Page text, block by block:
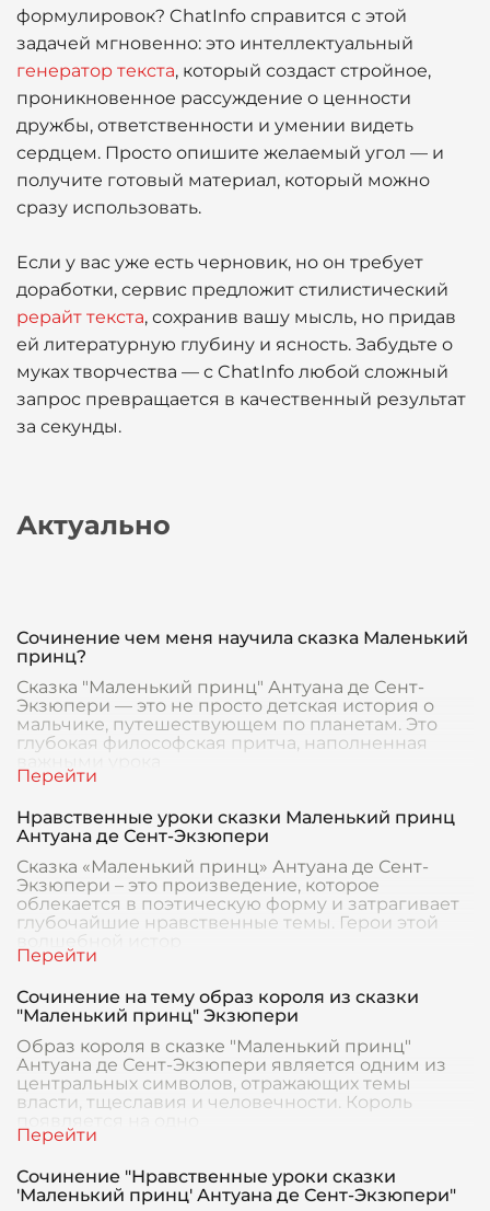
формулировок? ChatInfo справится с этой
задачей мгновенно: это интеллектуальный
генератор текста, который создаст стройное,
проникновенное рассуждение о ценности
дружбы, ответственности и умении видеть
сердцем. Просто опишите желаемый угол — и
получите готовый материал, который можно
сразу использовать.
Если у вас уже есть черновик, но он требует
доработки, сервис предложит стилистический
рерайт текста, сохранив вашу мысль, но придав
ей литературную глубину и ясность. Забудьте о
муках творчества — с ChatInfo любой сложный
запрос превращается в качественный результат
за секунды.
Актуально
Сочинение чем меня научила сказка Маленький
принц?
Сказка "Маленький принц" Антуана де Сент-
Экзюпери — это не просто детская история о
мальчике, путешествующем по планетам. Это
глубокая философская притча, наполненная
Нравственные уроки сказки Маленький принц
Антуана де Сент-Экзюпери
Сказка «Маленький принц» Антуана де Сент-
Экзюпери – это произведение, которое
облекается в поэтическую форму и затрагивает
глубочайшие нравственные темы. Герои этой
волшебной истор
Сочинение на тему образ короля из сказки
"Маленький принц" Экзюпери
Образ короля в сказке "Маленький принц"
Антуана де Сент-Экзюпери является одним из
центральных символов, отражающих темы
власти, тщеславия и человечности. Король
Сочинение "Нравственные уроки сказки
'Маленький принц' Антуана де Сент-Экзюпери"